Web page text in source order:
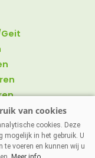
cookies. Deze
mogelijk in het gebruik. U
te voeren en kunnen wij u